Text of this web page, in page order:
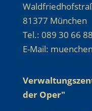
81377 München
Tel.: 089 30 66
E-Mail:
der Oper"